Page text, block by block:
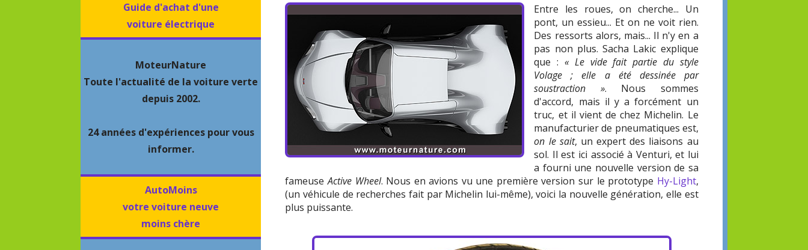
Guide d'achat d'une
voiture électrique
MoteurNature
Toute l'actualité de la voiture verte
depuis 2002.
24 années d'expériences pour vous
informer.
AutoMoins
votre voiture neuve
moins chère
Entre les roues, on cherche... Un
pont, un essieu... Et on ne voit rien.
Des ressorts alors, mais... Il n'y en a
pas non plus. Sacha Lakic explique
que : « Le vide fait partie du style
Volage ; elle a été dessinée par
soustraction ». Nous sommes
d'accord, mais il y a forcément un
truc, et il vient de chez Michelin. Le
manufacturier de pneumatiques est,
on le sait, un expert des liaisons au
sol. Il est ici associé à Venturi, et lui
a fourni une nouvelle version de sa
fameuseActive Wheel. Nous en avions vu une première version sur le prototype Hy-Light,
(un véhicule de recherches fait par Michelin lui-même), voici la nouvelle génération, elle est
plus puissante.